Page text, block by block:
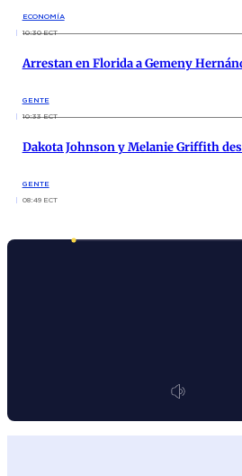
ECONOMÍA
10:30 ECT
Arrestan en Florida a Gemeny
GENTE
10:33 ECT
Dakota Johnson y Melanie Griffith
GENTE
08:49 ECT